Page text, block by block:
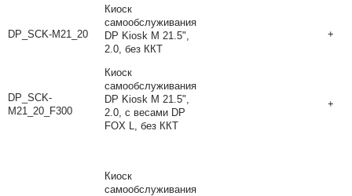
DP_SCK-M21_20
Киоск
самообслуживания
DP Kiosk M 21.5",
2.0, без ККТ
+
DP_SCK-
M21_20_F300
Киоск
самообслуживания
DP Kiosk M 21.5",
2.0, с весами DP
FOX L, без ККТ
+
Киоск
самообслуживания